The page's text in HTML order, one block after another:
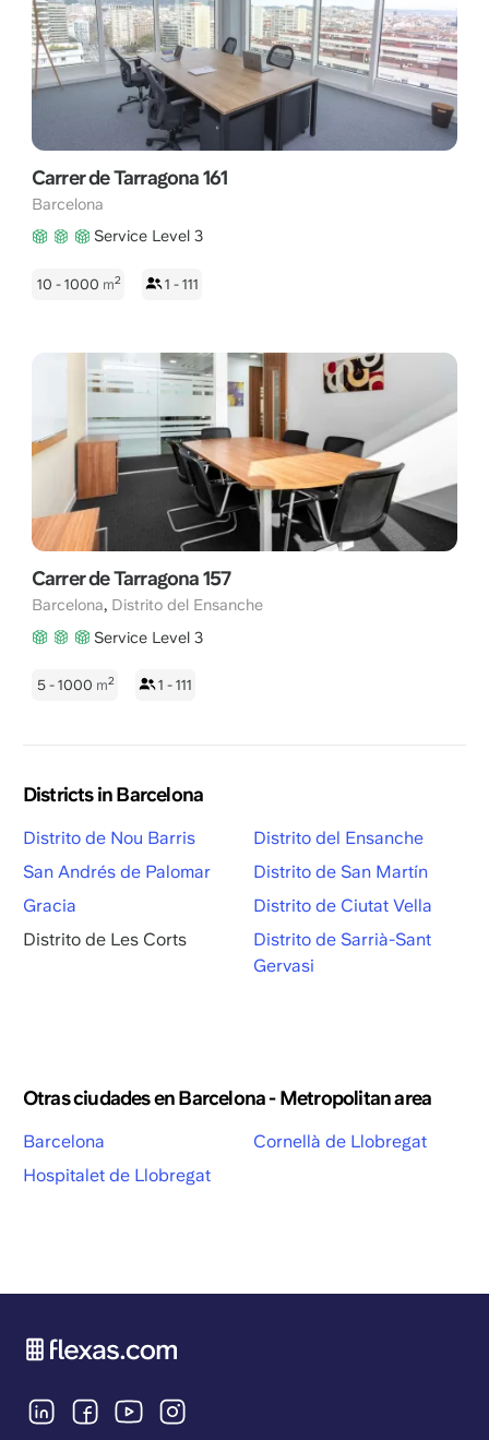
Carrer de Tarragona 161
Barcelona
Service Level 3
10 - 1000 m2 1 - 111
Carrer de Tarragona 157
Barcelona, Distrito del Ensanche
Service Level 3
5 - 1000 m2 1 - 111
Districts in Barcelona
Distrito de Nou Barris
San Andrés de Palomar
Gracia
Distrito de Les Corts
Distrito del Ensanche
Distrito de San Martín
Distrito de Ciutat Vella
Distrito de Sarrià-Sant
Gervasi
Otras ciudades en Barcelona - Metropolitan area
Barcelona
Hospitalet de Llobregat
Cornellà de Llobregat